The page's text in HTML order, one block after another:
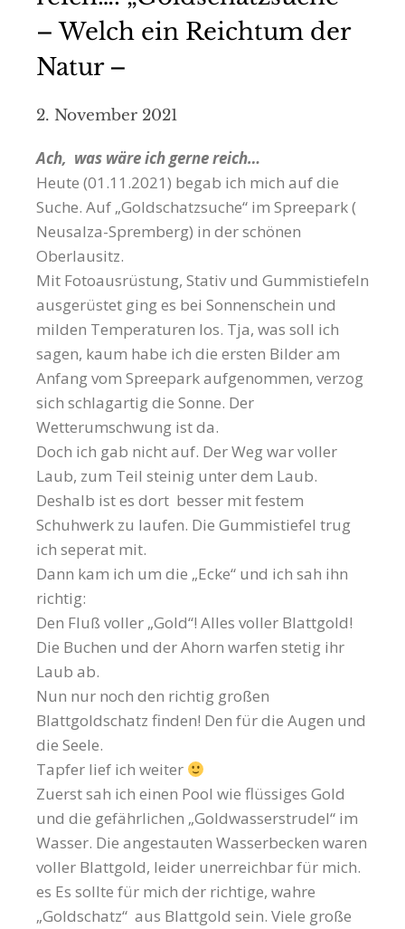
– Welch ein Reichtum der
Natur –
2. November 2021
Ach, was wäre ich gerne reich…
Heute (01.11.2021) begab ich mich auf die
Suche. Auf „Goldschatzsuche“ im Spreepark (
Neusalza-Spremberg) in der schönen
Oberlausitz.
Mit Fotoausrüstung, Stativ und Gummistiefeln
ausgerüstet ging es bei Sonnenschein und
milden Temperaturen los. Tja, was soll ich
sagen, kaum habe ich die ersten Bilder am
Anfang vom Spreepark aufgenommen, verzog
sich schlagartig die Sonne. Der
Wetterumschwung ist da.
Doch ich gab nicht auf. Der Weg war voller
Laub, zum Teil steinig unter dem Laub.
Deshalb ist es dort besser mit festem
Schuhwerk zu laufen. Die Gummistiefel trug
ich seperat mit.
Dann kam ich um die „Ecke“ und ich sah ihn
richtig:
Den Fluß voller „Gold“! Alles voller Blattgold!
Die Buchen und der Ahorn warfen stetig ihr
Laub ab.
Nun nur noch den richtig großen
Blattgoldschatz finden! Den für die Augen und
die Seele.
Tapfer lief ich weiter
Zuerst sah ich einen Pool wie flüssiges Gold
und die gefährlichen „Goldwasserstrudel“ im
Wasser. Die angestauten Wasserbecken waren
voller Blattgold, leider unerreichbar für mich.
es Es sollte für mich der richtige, wahre
„Goldschatz“ aus Blattgold sein. Viele große